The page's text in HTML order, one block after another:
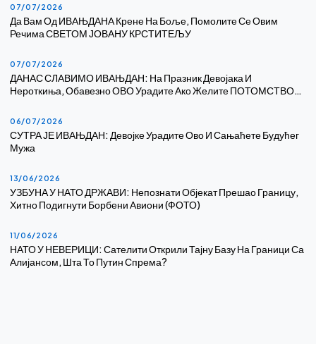
07/07/2026
Да Вам Од ИВАЊДАНА Крене На Боље, Помолите Се Овим
Речима СВЕТОМ ЈОВАНУ КРСТИТЕЉУ
07/07/2026
ДАНАС СЛАВИМО ИВАЊДАН: На Празник Девојака И
Нероткиња, Обавезно ОВО Урадите Ако Желите ПОТОМСТВО…
06/07/2026
СУТРА ЈЕ ИВАЊДАН: Девојке Урадите Ово И Сањаћете Будућег
Мужа
13/06/2026
УЗБУНА У НАТО ДРЖАВИ: Непознати Објекат Прешао Границу,
Хитно Подигнути Борбени Авиони (ФОТО)
11/06/2026
НАТО У НЕВЕРИЦИ: Сателити Открили Тајну Базу На Граници Са
Алијансом, Шта То Путин Спрема?